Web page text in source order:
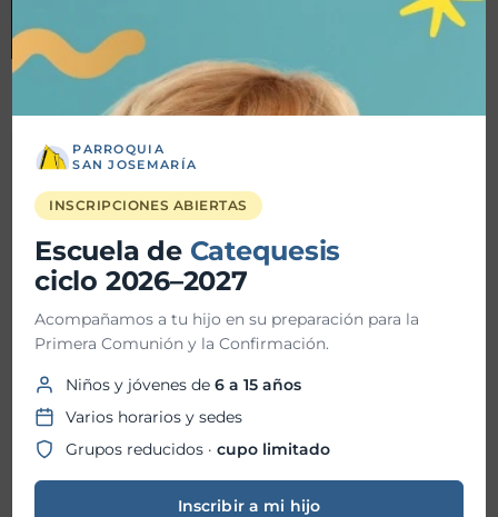
Detalles
Fecha inicio:
Fecha fin:
Hora inicio:10:30 AM
Hora fin:
PARROQUIA
SAN JOSEMARÍA
INSCRIPCIONES ABIERTAS
Escuela de Catequesis
ciclo 2026–2027
Acompañamos a tu hijo en su preparación para la
Primera Comunión y la Confirmación.
Niños y jóvenes de6 a 15 años
Varios horarios y sedes
Grupos reducidos ·cupo limitado
Inscribir a mi hijo